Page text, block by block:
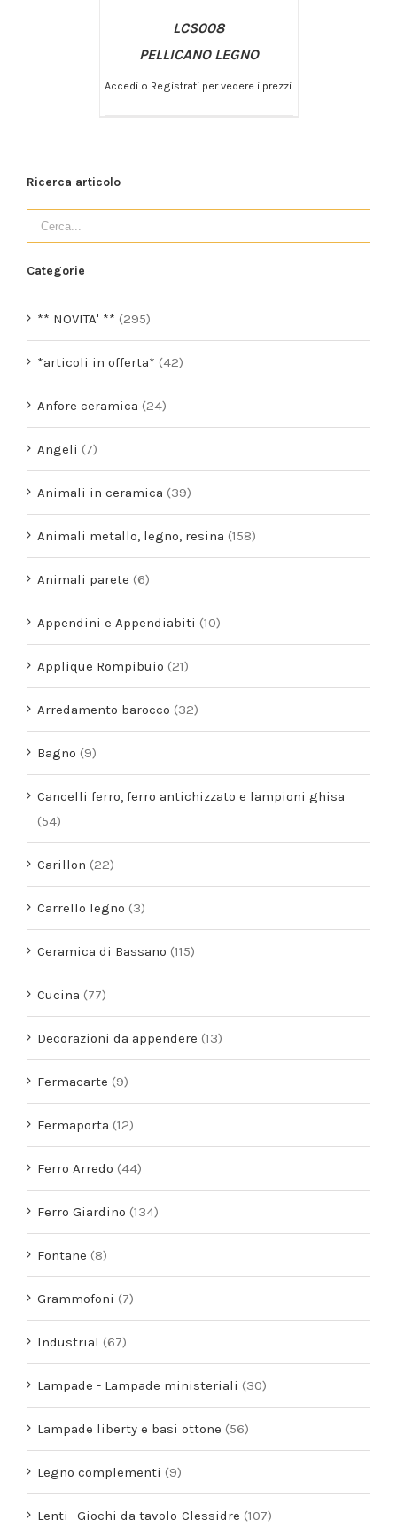
LCS008
PELLICANO LEGNO
Accedi o Registrati per vedere i prezzi.
Ricerca articolo
Categorie
** NOVITA' ** (295)
*articoli in offerta* (42)
Anfore ceramica (24)
Angeli (7)
Animali in ceramica (39)
Animali metallo, legno, resina (158)
Animali parete (6)
Appendini e Appendiabiti (10)
Applique Rompibuio (21)
Arredamento barocco (32)
Bagno (9)
Cancelli ferro, ferro antichizzato e lampioni ghisa
(54)
Carillon (22)
Carrello legno (3)
Ceramica di Bassano (115)
Cucina (77)
Decorazioni da appendere (13)
Fermacarte (9)
Fermaporta (12)
Ferro Arredo (44)
Ferro Giardino (134)
Fontane (8)
Grammofoni (7)
Industrial (67)
Lampade - Lampade ministeriali (30)
Lampade liberty e basi ottone (56)
Legno complementi (9)
Lenti--Giochi da tavolo-Clessidre (107)